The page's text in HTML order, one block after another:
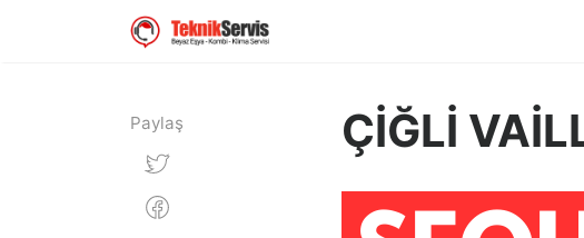
Paylaş ÇİĞLİ